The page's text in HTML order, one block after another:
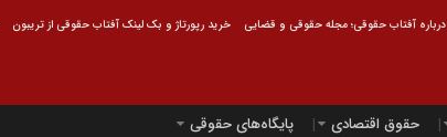
خرید رپورتاژ و بک لینک آفتاب حقوقی از تریبون درباره آفتاب حقوقی؛ مجله حقوقی و قضایی
حقوق اقتصادی پایگاه‌های حقوقی